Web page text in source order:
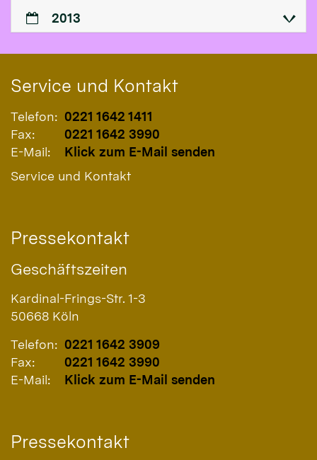
2013
Service und Kontakt
Telefon: 0221 1642 1411
Fax:
0221 1642 3990
E-Mail:
Klick zum E-Mail senden
Service und Kontakt
Pressekontakt
Geschäftszeiten
Kardinal-Frings-Str. 1-3
50668 Köln
Telefon: 0221 1642 3909
Fax:
0221 1642 3990
E-Mail:
Klick zum E-Mail senden
Pressekontakt